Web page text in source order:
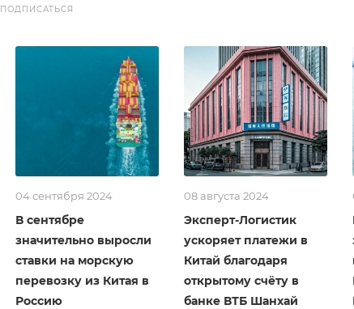
ПОДПИСАТЬСЯ
04 сентября 2024
В сентябре
значительно выросли
ставки на морскую
перевозку из Китая в
Россию
08 августа 2024
Эксперт-Логистик
ускоряет платежи в
Китай благодаря
открытому счёту в
банке ВТБ Шанхай